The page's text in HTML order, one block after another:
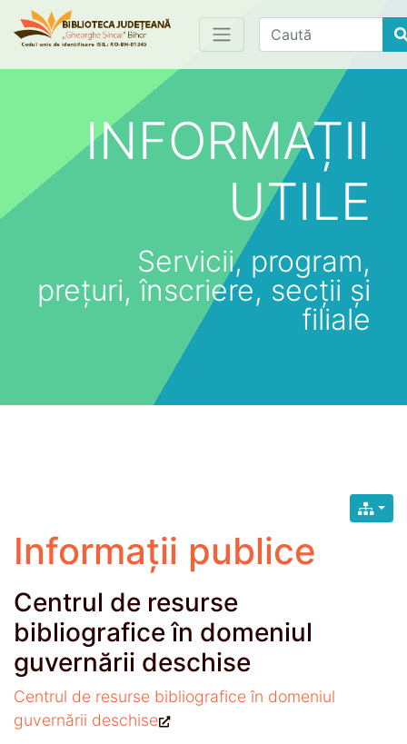
Find
INFORMAȚII
UTILE
Servicii, program,
prețuri, înscriere, secții și
filiale
Informații publice
Centrul de resurse
bibliografice în domeniul
guvernării deschise
Centrul de resurse bibliografice în domeniul
guvernării deschise